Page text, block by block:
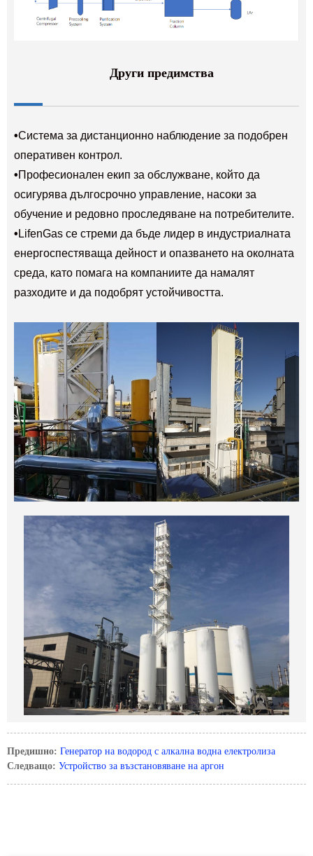
Други предимства
•Система за дистанционно наблюдение за подобрен
оперативен контрол.
•Професионален екип за обслужване, който да
осигурява дългосрочно управление, насоки за
обучение и редовно проследяване на потребителите.
• LifenGas се стреми да бъде лидер в индустриалната
енергоспестяваща дейност и опазването на околната
среда, като помага на компаниите да намалят
разходите и да подобрят устойчивостта.
Предишно: Генератор на водород с алкална водна електролиза
Следващо: Устройство за възстановяване на аргон